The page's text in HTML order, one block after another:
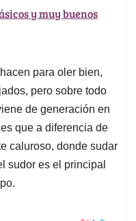
y muy buenos
para oler bien,
pero sobre todo
de generación en
que a diferencia de
caluroso, donde sudar
sudor es el principal